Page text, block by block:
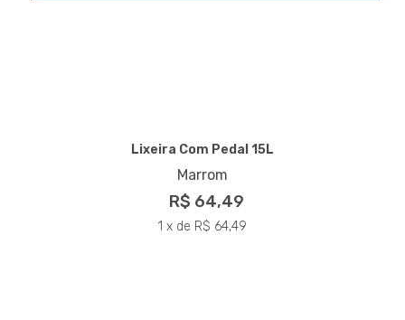
Lixeira Com Pedal 15L
Marrom
R$ 64,49
1 x de R$ 64,49